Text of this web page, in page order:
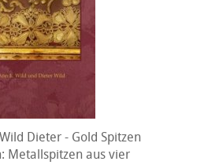
Dieter - Gold Spitzen
Metallspitzen aus vier